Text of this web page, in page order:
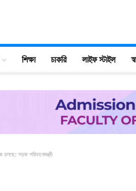
শিক্ষা চাকরি লাইফ স্টাইল
চলছে: সড়ক পরিবহনমন্ত্রী